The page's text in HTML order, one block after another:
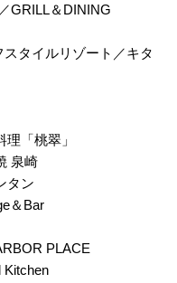
GRILL＆DINING
タイルリゾート／キタ
「桃翠」
泉崎
タン
＆Bar
PLACE
Kitchen